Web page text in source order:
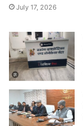
July 17, 2026